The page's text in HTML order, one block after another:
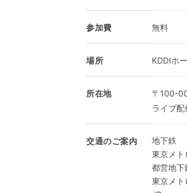
参加費 無料
場所 KDDIホ
所在地
〒100-
ライブ
交通のご案内
地下鉄
東京メト
都営地下
東京メト